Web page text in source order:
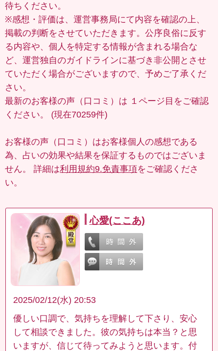
待ちください。
※感想・評価は、運営事務局にて内容を確認の上、
掲載の判断をさせていただきます。公序良俗に反す
る内容や、個人を特定する情報が含まれる場合な
ど、運営独自のガイドラインに基づき非公開とさせ
ていただく場合がございますので、予めご了承くだ
さい。
最新のお客様の声（口コミ）は １ページ目 をご確認
ください。 (現在70259件)
お客様の声（口コミ）はお客様個人の感想である
為、占いの効果や結果を保証するものではございま
せん。 詳細は利用規約9.免責事項をご確認くださ
い。
心愛(ここあ)
2025/02/12(水) 20:53
優しい口調で、気持ちを理解して下さり、安心
して相談できました。彼の気持ちは本当？と思
いますが、信じて待ってみようと思います。付